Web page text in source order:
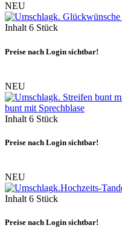
NEU
Inhalt 6 Stück
Preise nach Login sichtbar!
NEU
bunt mit Sprechblase
Inhalt 6 Stück
Preise nach Login sichtbar!
NEU
Inhalt 6 Stück
Preise nach Login sichtbar!